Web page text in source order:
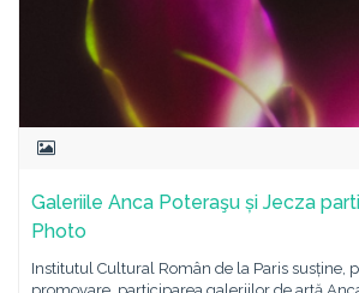
Galeriile Anca Poteraşu și Jecza
Photo
Institutul Cultural Român de la Paris susține,